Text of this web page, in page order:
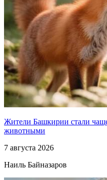
Жители Башкирии стали
животными
7 августа 2026
Наиль Байназаров